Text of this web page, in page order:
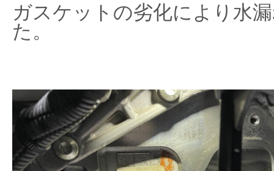
ガスケットの劣化により水
た。